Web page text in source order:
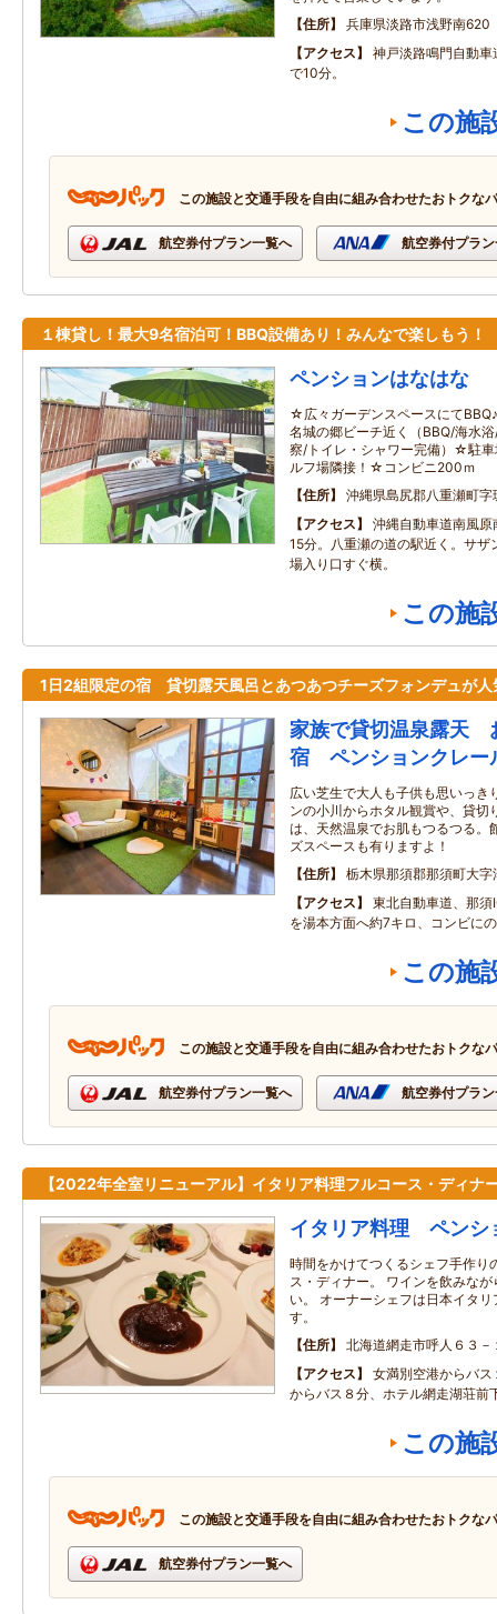
住所
兵庫県淡路市浅野南620
アクセス
神戸淡路鳴門自動
で10分。
この施
この施設と交通手段を自由に組み合わせたおトクな
航空券付プラン一覧へ 航空券付プラ
１棟貸し！最大9名宿泊可！BBQ設備あり！みんなで楽しもう！
ペンションはなはな
☆広々ガーデンスペースにて
名城の郷ビーチ近く（BBQ/海水
察/トイレ・シャワー完備）☆駐
ルフ場隣接！☆コンビニ200ｍ
住所
沖縄県島尻郡八重瀬町
アクセス
沖縄自動車道南風
15分。八重瀬の道の駅近く。サザ
場入り口すぐ横。
この施
1日2組限定の宿 貸切露天風呂とあつあつチーズフォンデュが人
家族で貸切温泉露天
宿 ペンションクレー
広い芝生で大人も子供も思いっき
ンの小川からホタル観賞や、貸切
は、天然温泉でお肌もつるつる。
ズスペースも有りますよ！
住所
栃木県那須郡那須町大
アクセス
東北自動車道、那
を湯本方面へ約7キロ、コンビに
この施
この施設と交通手段を自由に組み合わせたおトクな
航空券付プラン一覧へ 航空券付プラ
【2022年全室リニューアル】イタリア料理フルコース・ディナ
イタリア料理 ペンシ
時間をかけてつくるシェフ手作り
ス・ディナー。 ワインを飲みな
い。 オーナーシェフは日本イタ
す。
住所
北海道網走市呼人６３－
アクセス
女満別空港からバ
からバス８分、ホテル網走湖荘前
この施
この施設と交通手段を自由に組み合わせたおトクな
航空券付プラン一覧へ